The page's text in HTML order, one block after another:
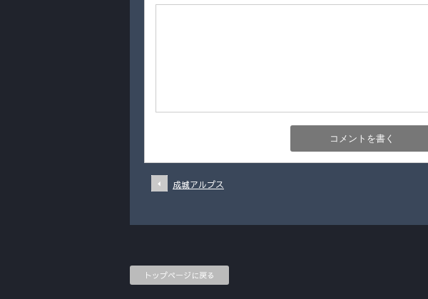
成城アルプス
トップページに戻る